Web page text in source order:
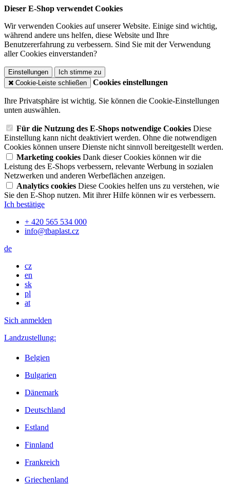
Dieser E-Shop verwendet Cookies
Wir verwenden Cookies auf unserer Website. Einige sind wichtig,
während andere uns helfen, diese Website und Ihre
Benutzererfahrung zu verbessern. Sind Sie mit der Verwendung
aller Cookies einverstanden?
Einstellungen
Ich stimme zu
Cookie-Leiste schließen
Cookies einstellungen
Ihre Privatsphäre ist wichtig. Sie können die Cookie-Einstellungen
unten auswählen.
Für die Nutzung des E-Shops notwendige Cookies Diese
Einstellung kann nicht deaktiviert werden. Ohne die notwendigen
Cookies können unsere Dienste nicht sinnvoll bereitgestellt werden.
Marketing cookies Dank dieser Cookies können wir die
Leistung des E-Shops verbessern, relevante Werbung in sozialen
Netzwerken und anderen Werbeflächen anzeigen.
Analytics cookies Diese Cookies helfen uns zu verstehen, wie
Sie den E-Shop nutzen. Mit ihrer Hilfe können wir es verbessern.
Ich bestätige
+ 420 565 534 000
info@tbaplast.cz
de
cz
en
sk
pl
at
Sich anmelden
Landzustellung:
Belgien
Bulgarien
Dänemark
Deutschland
Estland
Finnland
Frankreich
Griechenland